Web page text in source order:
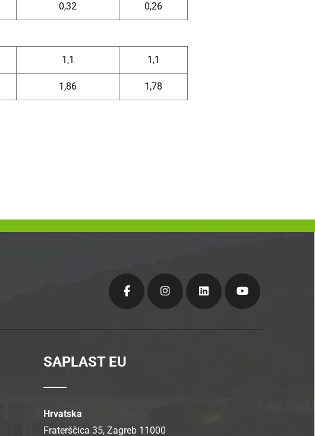
0,32 0,26
1,1 1,1
1,86 1,78
SAPLAST EU
Hrvatska
Fraterščica 35, Zagreb 11000